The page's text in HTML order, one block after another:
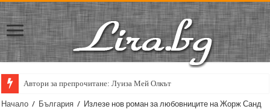
Автори за препрочитане: Луиза Мей Олкът
Начало / България / Излезе нов роман за любовниците на Жорж Санд